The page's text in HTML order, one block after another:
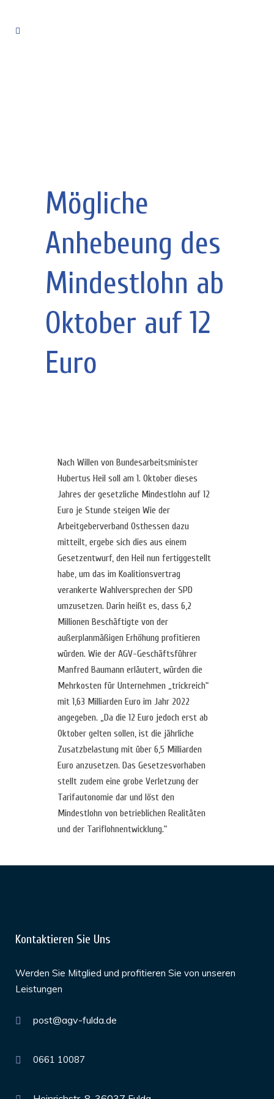
Mögliche
Anhebeung des
Mindestlohn ab
Oktober auf 12
Euro
Nach Willen von Bundesarbeitsminister
Hubertus Heil soll am 1. Oktober dieses
Jahres der gesetzliche Mindestlohn auf 12
Euro je Stunde steigen Wie der
Arbeitgeberverband Osthessen dazu
mitteilt, ergebe sich dies aus einem
Gesetzentwurf, den Heil nun fertiggestellt
habe, um das im Koalitionsvertrag
verankerte Wahlversprechen der SPD
umzusetzen. Darin heißt es, dass 6,2
Millionen Beschäftigte von der
außerplanmäßigen Erhöhung profitieren
würden. Wie der AGV-Geschäftsführer
Manfred Baumann erläutert, würden die
Mehrkosten für Unternehmen „trickreich“
mit 1,63 Milliarden Euro im Jahr 2022
angegeben. „Da die 12 Euro jedoch erst ab
Oktober gelten sollen, ist die jährliche
Zusatzbelastung mit über 6,5 Milliarden
Euro anzusetzen. Das Gesetzesvorhaben
stellt zudem eine grobe Verletzung der
Tarifautonomie dar und löst den
Mindestlohn von betrieblichen Realitäten
und der Tariflohnentwicklung.“
Kontaktieren Sie Uns
Werden Sie Mitglied und profitieren Sie von unseren
Leistungen
post@agv-fulda.de
0661 10087